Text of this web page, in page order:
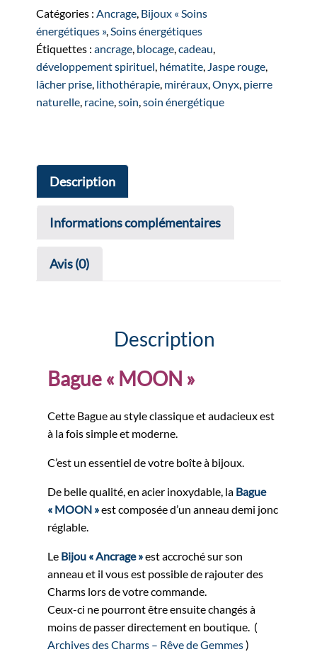
"MOON"
argentée
Catégories : Ancrage Bijoux « Soins
énergétiques », Soins énergétiques
Étiquettes :ancrage blocage ,cadeau
développement spirituel hématite Jaspe rouge
lâcher prise lithothérapie miréraux ,Onyx pierre
naturelle racine ,soin ,soin énergétique
Description
Informations complémentaires
Avis (0)
Description
Bague « MOON »
Cette Bague au style classique et audacieux est
à la fois simple et moderne.
C’est un essentiel de votre boîte à bijoux.
De belle qualité, en acier inoxydable, la Bague
« MOON »est composée d’un anneau demi jonc
réglable.
Le Bijou « Ancrage »est accroché sur son
anneau et il vous est possible de rajouter des
Charms lors de votre commande.
Ceux-ci ne pourront être ensuite changés à
moins de passer directement en boutique. (
Archives des Charms – Rêve de Gemmes)